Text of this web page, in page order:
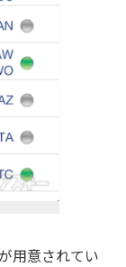
用意されてい